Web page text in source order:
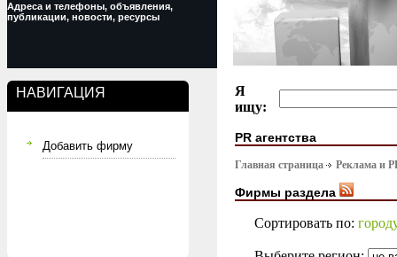
Адреса и телефоны, объявления,
публикации, новости, ресурсы
НАВИГАЦИЯ
Добавить фирму
Я
ищу:
PR агентства
Главная страница Реклама и
Фирмы раздела
Сортировать по: